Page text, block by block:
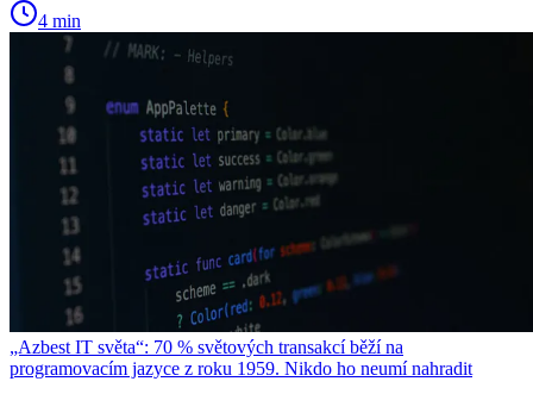
4 min
„Azbest IT světa“: 70 % světových transakcí běží na
programovacím jazyce z roku 1959. Nikdo ho neumí nahradit